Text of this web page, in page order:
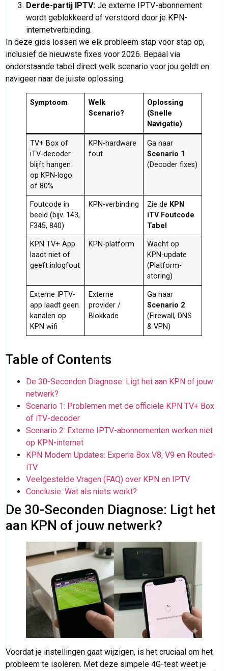
Derde-partij IPTV: Je externe IPTV-abonnement
wordt geblokkeerd of verstoord door je KPN-
internetverbinding.
In deze gids lossen we elk probleem stap voor stap op,
inclusief de nieuwste fixes voor 2026. Bepaal via
onderstaande tabel direct welk scenario voor jou geldt en
navigeer naar de juiste oplossing.
Symptoom
Welk
Scenario?
Oplossing
(Snelle
Navigatie)
TV+ Box of
iTV-decoder
blijft hangen
op KPN-logo
of 80%
KPN-hardware
fout
Ga naar
Scenario 1
(Decoder fixes)
Foutcode in
beeld (bijv. 143,
F345, 840)
KPN-verbinding Zie de KPN
iTV Foutcode
Tabel
KPN TV+ App
laadt niet of
geeft inlogfout
KPN-platform
Wacht op
KPN-update
(Platform-
storing)
Externe IPTV-
app laadt geen
kanalen op
KPN wifi
Externe
provider /
Blokkade
Ga naar
Scenario 2
(Firewall, DNS
& VPN)
Table of Contents
De 30-Seconden Diagnose: Ligt het aan KPN of jouw
netwerk?
Scenario 1: Problemen met de officiële KPN TV+ Box
of iTV-decoder
Scenario 2: Externe IPTV-abonnementen werken niet
op KPN-internet
KPN Modem Updates: Experia Box V8, V9 en Routed-
iTV
Veelgestelde Vragen (FAQ) over KPN en IPTV
Conclusie: Wat als niets werkt?
De 30-Seconden Diagnose: Ligt het
aan KPN of jouw netwerk?
Voordat je instellingen gaat wijzigen, is het cruciaal om het
probleem te isoleren. Met deze simpele 4G-test weet je